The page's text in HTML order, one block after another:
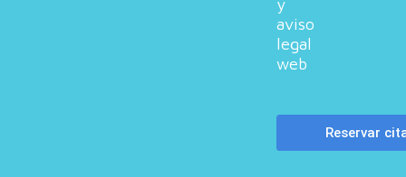
y
aviso
legal
web